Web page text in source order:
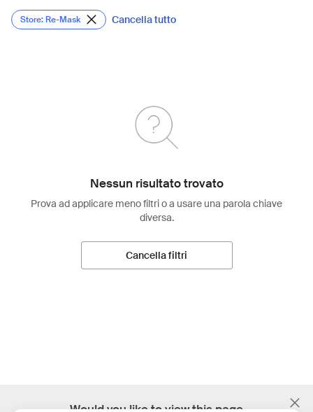
Store: Re-Mask Cancella tutto
Nessun risultato trovato
Prova ad applicare meno filtri o a usare una parola chiave
diversa.
Cancella filtri